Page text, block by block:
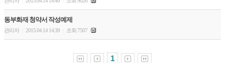
동부화재 청약서 작성예제
관리자 2015.04.14 14:39 조회 7507
1